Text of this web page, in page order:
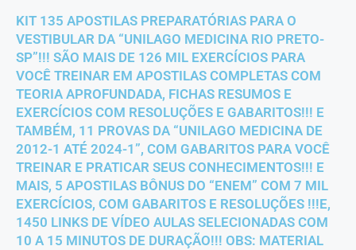
KIT 135 APOSTILAS PREPARATÓRIAS PARA O
VESTIBULAR DA “UNILAGO MEDICINA RIO PRETO-
SP”!!! SÃO MAIS DE 126 MIL EXERCÍCIOS PARA
VOCÊ TREINAR EM APOSTILAS COMPLETAS COM
TEORIA APROFUNDADA, FICHAS RESUMOS E
EXERCÍCIOS COM RESOLUÇÕES E GABARITOS!!! E
TAMBÉM, 11 PROVAS DA “UNILAGO MEDICINA DE
2012-1 ATÉ 2024-1”, COM GABARITOS PARA VOCÊ
TREINAR E PRATICAR SEUS CONHECIMENTOS!!! E
MAIS, 5 APOSTILAS BÔNUS DO “ENEM” COM 7 MIL
EXERCÍCIOS, COM GABARITOS E RESOLUÇÕES !!!E,
1450 LINKS DE VÍDEO AULAS SELECIONADAS COM
10 A 15 MINUTOS DE DURAÇÃO!!! OBS: MATERIAL